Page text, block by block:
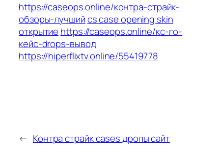
https://caseops.online/контра-страйк-
обзоры-лучшийcs case opening skin
открытие https://caseops.online/кс-го-
кейс-drops-вывод
https://hiperflixtv.online/55419778
← Контра страйк cases дропы сайт